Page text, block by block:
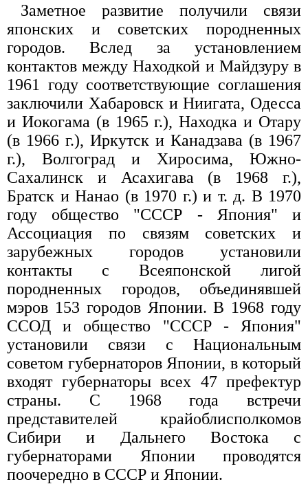
Заметное развитие получили связи
японских и советских породненных
городов. Вслед за установлением
контактов между Находкой и Майдзуру в
1961 году соответствующие соглашения
заключили Хабаровск и Ниигата, Одесса
и Иокогама (в 1965 г.), Находка и Отару
(в 1966 г.), Иркутск и Канадзава (в 1967
г.), Волгоград и Хиросима, Южно-
Сахалинск и Асахигава (в 1968 г.),
Братск и Нанао (в 1970 г.) и т. д. В 1970
году общество "СССР - Япония" и
Ассоциация по связям советских и
зарубежных городов установили
контакты с Всеяпонской лигой
породненных городов, объединявшей
мэров 153 городов Японии. В 1968 году
ССОД и общество "СССР - Япония"
установили связи с Национальным
советом губернаторов Японии, в который
входят губернаторы всех 47 префектур
страны. С 1968 года встречи
представителей крайоблисполкомов
Сибири и Дальнего Востока с
губернаторами Японии проводятся
поочередно в СССР и Японии.